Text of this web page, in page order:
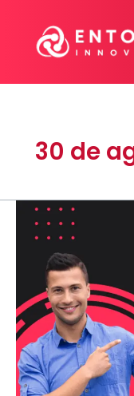
contenido
30 de
¿Realmente
funciona
Marketing
Influencers?